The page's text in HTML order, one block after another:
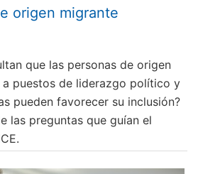
origen migrante
que las personas de origen
a puestos de liderazgo político y
pueden favorecer su inclusión?
las preguntas que guían el